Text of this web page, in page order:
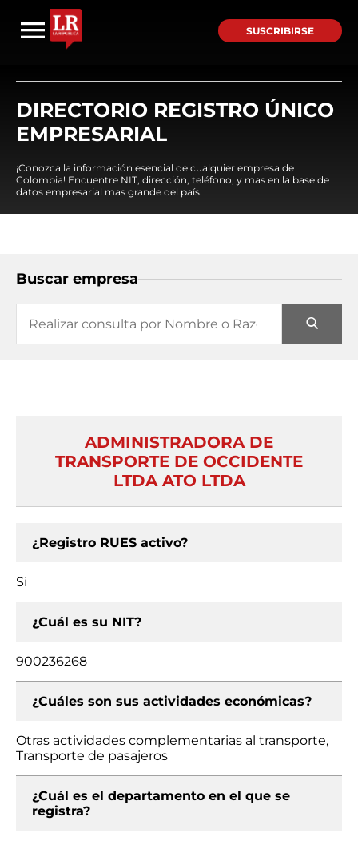
SUSCRIBIRSE
DIRECTORIO REGISTRO ÚNICO
EMPRESARIAL
¡Conozca la información esencial de cualquier empresa de
Colombia! Encuentre NIT, dirección, teléfono, y mas en la base de
datos empresarial mas grande del país.
Buscar empresa
ADMINISTRADORA DE
TRANSPORTE DE OCCIDENTE
LTDA ATO LTDA
¿Registro RUES activo?
Si
¿Cuál es su NIT?
900236268
¿Cuáles son sus actividades económicas?
Otras actividades complementarias al transporte,
Transporte de pasajeros
¿Cuál es el departamento en el que se
registra?